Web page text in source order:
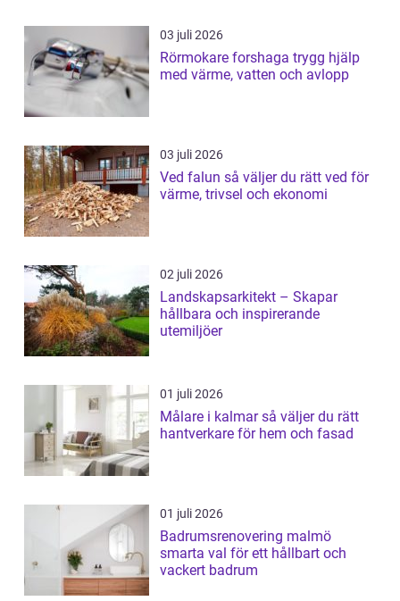
03 juli 2026
Rörmokare forshaga trygg hjälp
med värme, vatten och avlopp
03 juli 2026
Ved falun så väljer du rätt ved för
värme, trivsel och ekonomi
02 juli 2026
Landskapsarkitekt – Skapar
hållbara och inspirerande
utemiljöer
01 juli 2026
Målare i kalmar så väljer du rätt
hantverkare för hem och fasad
01 juli 2026
Badrumsrenovering malmö
smarta val för ett hållbart och
vackert badrum